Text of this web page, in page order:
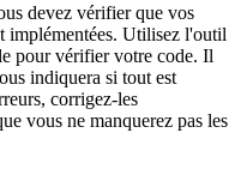
devez vérifier que vos
implémentées. Utilisez l'outil
pour vérifier votre code. Il
indiquera si tout est
corrigez-les
vous ne manquerez pas les